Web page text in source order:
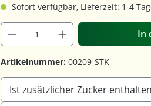
Sofort verfügbar, Lieferzeit: 1-4
In
Artikelnummer: 00209-STK
Ist zusätzlicher Zucker